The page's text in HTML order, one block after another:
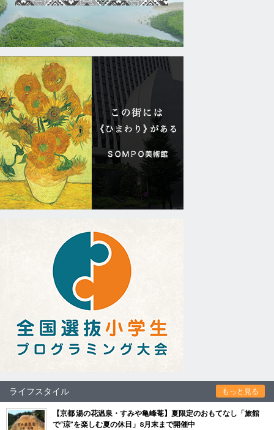
ライフスタイル もっと見る
【京都 湯の花温泉・すみや亀峰菴】夏限定のおもてなし「旅館
で“涼”を楽しむ夏の休日」8月末まで開催中